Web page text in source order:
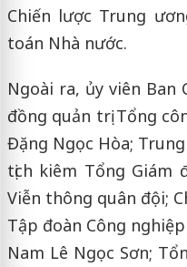
Chiến lược Trung
toán Nhà nước.
Ngoài ra, ủy viên Ban
đồng quản trị Tổng
Đặng Ngọc Hòa;
tịch kiêm Tổng Giám
Viễn thông quân đội;
Tập đoàn Công
Nam Lê Ngọc Sơn;